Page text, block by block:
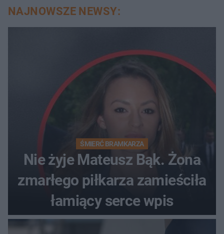
NAJNOWSZE NEWSY:
ŚMIERĆ BRAMKARZA
Nie żyje Mateusz Bąk. Żona
zmarłego piłkarza zamieściła
łamiący serce wpis